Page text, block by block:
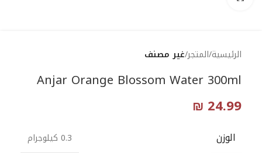
الرئيسية المتجر غير مصنف
Anjar Orange Blossom Water 300ml
₪ 24.99
الوزن 0.3 كيلوجرام